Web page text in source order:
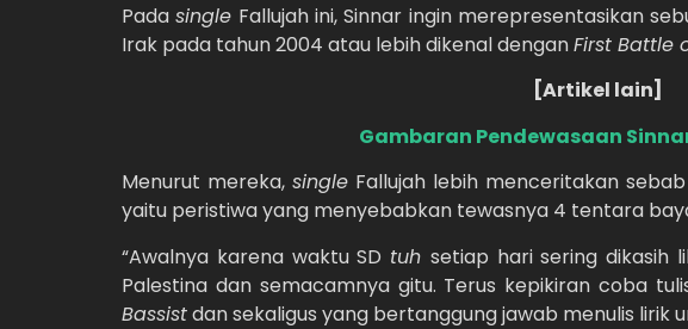
Padasingle Fallujah ini, Sinnar ingin merepresentasikan
Irak pada tahun 2004 atau lebih dikenal denganFirst Battle
[Artikel lain]
Gambaran Pendewasaan
Menurut mereka, singleFallujah lebih menceritakan
yaitu peristiwa yang menyebabkan tewasnya 4 tentara
“Awalnya karena waktu SD tuh setiap hari sering dikasih
Palestina dan semacamnya gitu. Terus kepikiran coba
Bassistdan sekaligus yang bertanggung jawab menulis lirik